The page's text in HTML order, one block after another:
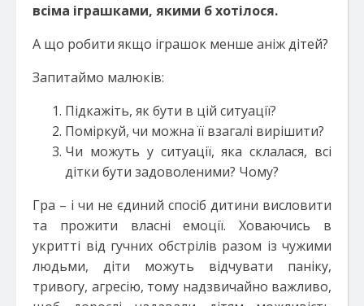
всіма іграшками, якими б хотілося.
А що робити якщо іграшок менше аніж дітей?
Запитаймо малюків:
Підкажіть, як бути в цій ситуації?
Поміркуй, чи можна її взагалі вирішити?
Чи можуть у ситуації, яка склалася, всі
дітки бути задоволеними? Чому?
Гра – і чи не єдиний спосіб дитини висловити
та прожити власні емоції. Ховаючись в
укритті від гучних обстрілів разом із чужими
людьми, діти можуть відчувати паніку,
тривогу, агресію, тому надзвичайно важливо,